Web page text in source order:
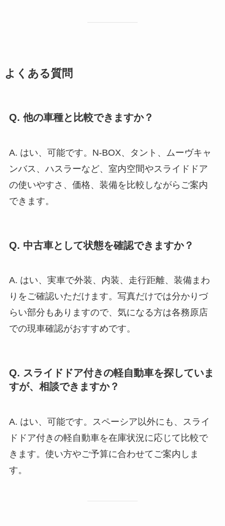
よくある質問
Q. 他の車種と比較できますか？
A. はい、可能です。N-BOX、タント、ムーヴキャ
ンバス、ハスラーなど、室内空間やスライドドア
の使いやすさ、価格、装備を比較しながらご案内
できます。
Q. 中古車として状態を確認できますか？
A. はい、実車で外装、内装、走行距離、装備まわ
りをご確認いただけます。写真だけでは分かりづ
らい部分もありますので、気になる方は各務原店
での現車確認がおすすめです。
Q. スライドドア付きの軽自動車を探していま
すが、相談できますか？
A. はい、可能です。スペーシア以外にも、スライ
ドドア付きの軽自動車を在庫状況に応じて比較で
きます。使い方やご予算に合わせてご案内しま
す。